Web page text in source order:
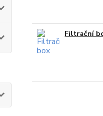
Filtrační